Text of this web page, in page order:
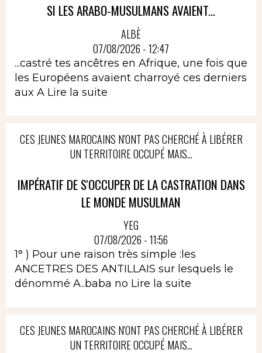
SI LES ARABO-MUSULMANS AVAIENT...
ALBÈ
07/08/2026 - 12:47
...castré tes ancêtres en Afrique, une fois que
les Européens avaient charroyé ces derniers
aux A Lire la suite
CES JEUNES MAROCAINS N'ONT PAS CHERCHÉ À LIBÉRER
UN TERRITOIRE OCCUPÉ MAIS...
IMPÉRATIF DE S'OCCUPER DE LA CASTRATION DANS
LE MONDE MUSULMAN
YEG
07/08/2026 - 11:56
1° ) Pour une raison très simple :les
ANCETRES DES ANTILLAIS sur lesquels le
dénommé A..baba no Lire la suite
CES JEUNES MAROCAINS N'ONT PAS CHERCHÉ À LIBÉRER
UN TERRITOIRE OCCUPÉ MAIS...